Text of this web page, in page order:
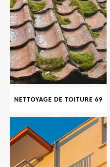
NETTOYAGE DE TOITURE 69